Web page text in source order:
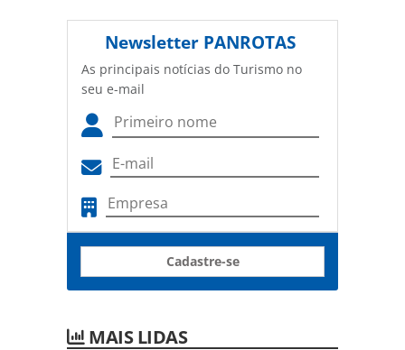
Newsletter PANROTAS
As principais notícias do Turismo no
seu e-mail
Cadastre-se
MAIS LIDAS